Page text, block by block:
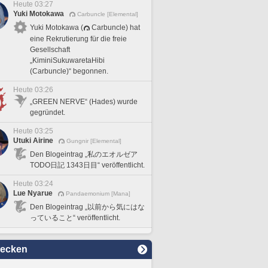
Heute 03:27
Yuki Motokawa
Carbuncle [Elemental]
Yuki Motokawa (
Carbuncle) hat
eine Rekrutierung für die freie
Gesellschaft
„KiminiSukuwaretaHibi
(Carbuncle)“ begonnen.
Heute 03:26
„GREEN NERVE“ (Hades) wurde
gegründet.
Heute 03:25
Utuki Airine
Gungnir [Elemental]
Den Blogeintrag „私のエオルゼア
TODO日記 1343日目“ veröffentlicht.
Heute 03:24
Lue Nyarue
Pandaemonium [Mana]
Den Blogeintrag „以前から気にはな
っていること“ veröffentlicht.